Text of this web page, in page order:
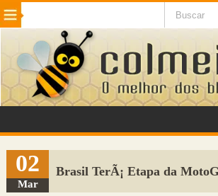
Beleza Cinema e TV
Internet Jogos NotÃ­cias
VeÃ­culos Adulto
Sugerir Link
Adicionar Blog
02
Mar
Brasil TerÃ¡ Etapa da